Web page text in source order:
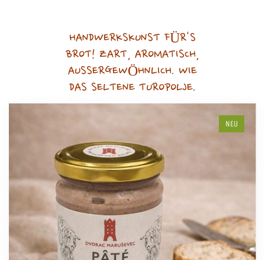
HANDWERKSKUNST FÜR'S
BROT! ZART, AROMATISCH,
AUSSERGEWÖHNLICH. WIE
DAS SELTENE TUROPOLJE.
NEU